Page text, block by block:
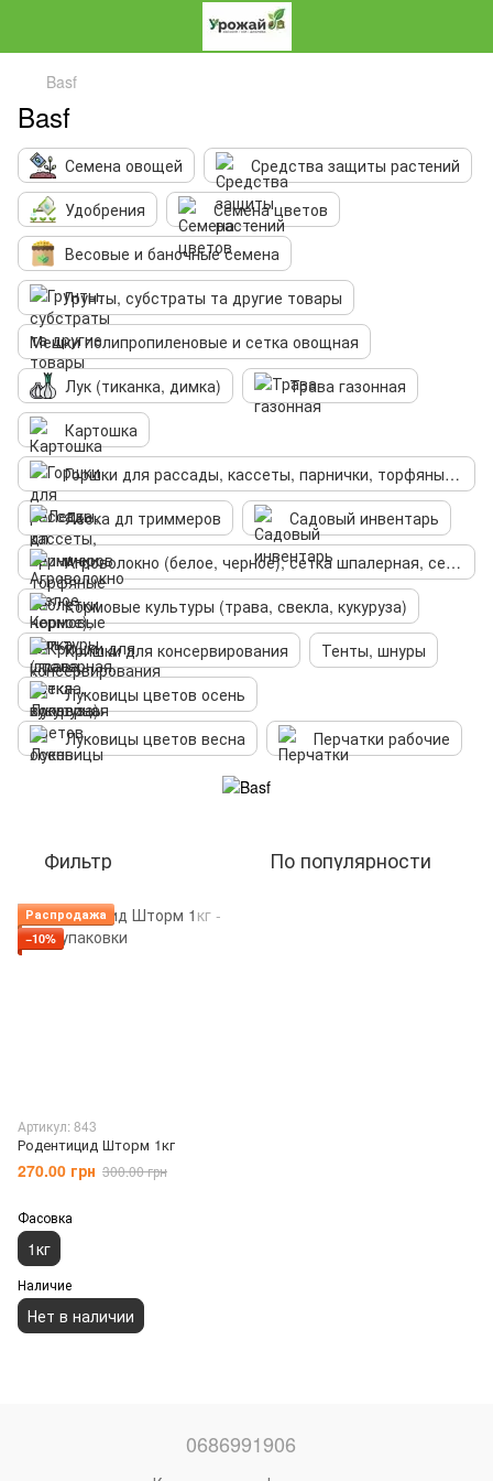
Basf
Basf
Семена овощей
Средства защиты растений
Удобрения
Семена цветов
Весовые и баночные семена
Грунты, субстраты та другие товары
Мешки полипропиленовые и сетка овощная
Лук (тиканка, димка)
Трава газонная
Картошка
Горшки для рассады, кассеты, парнички, торфяные таблетки
Леска дл триммеров
Садовый инвентарь
Агроволокно (белое, черное), сетка шпалерная, сетка вольерная
Кормовые культуры (трава, свекла, кукуруза)
Кришки для консервирования
Тенты, шнуры
Луковицы цветов осень
Луковицы цветов весна
Перчатки рабочие
Фильтр По популярности
Распродажа
−10%
Артикул: 843
Родентицид Шторм 1кг
270.00 грн 300.00 грн
Фасовка
1кг
Наличие
Нет в наличии
0686991906